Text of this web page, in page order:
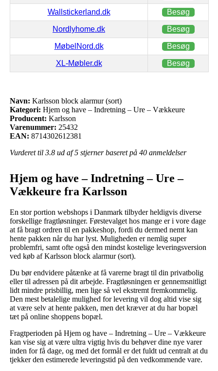
Wallstickerland.dk Besøg
Nordlyhome.dk Besøg
MøbelNord.dk Besøg
XL-Møbler.dk Besøg
Navn: Karlsson block alarmur (sort)
Kategori: Hjem og have – Indretning – Ure – Vækkeure
Producent: Karlsson
Varenummer: 25432
EAN: 8714302612381
Vurderet til 3.8 ud af 5 stjerner baseret på 40 anmeldelser
Hjem og have – Indretning – Ure –
Vækkeure fra Karlsson
En stor portion webshops i Danmark tilbyder heldigvis diverse
forskellige fragtløsninger. Førstevalget hos mange er i vore dage
at få bragt ordren til en pakkeshop, fordi du dermed nemt kan
hente pakken når du har lyst. Muligheden er nemlig super
problemfri, samt ofte også den mindst kostelige leveringsversion
ved køb af Karlsson block alarmur (sort).
Du bør endvidere påtænke at få varerne bragt til din privatbolig
eller til adressen på dit arbejde. Fragtløsningen er gennemsnitligt
lidt mindre prisbillig, men lige så vel ekstremt fremkommelig.
Den mest betalelige mulighed for levering vil dog altid vise sig
at være selv at hente pakken, men det kræver at du har bopæl
tæt på online shoppens bopæl.
Fragtperioden på Hjem og have – Indretning – Ure – Vækkeure
kan vise sig at være ultra vigtig hvis du behøver dine nye varer
inden for få dage, og med det formål er det fuldt ud centralt at du
tjekker den estimerede leveringstid på den vedkommende vare.